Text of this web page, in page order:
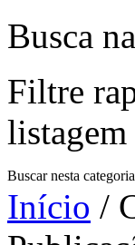
Busca
Filtre
listagem
Buscar nesta categoria
Início /